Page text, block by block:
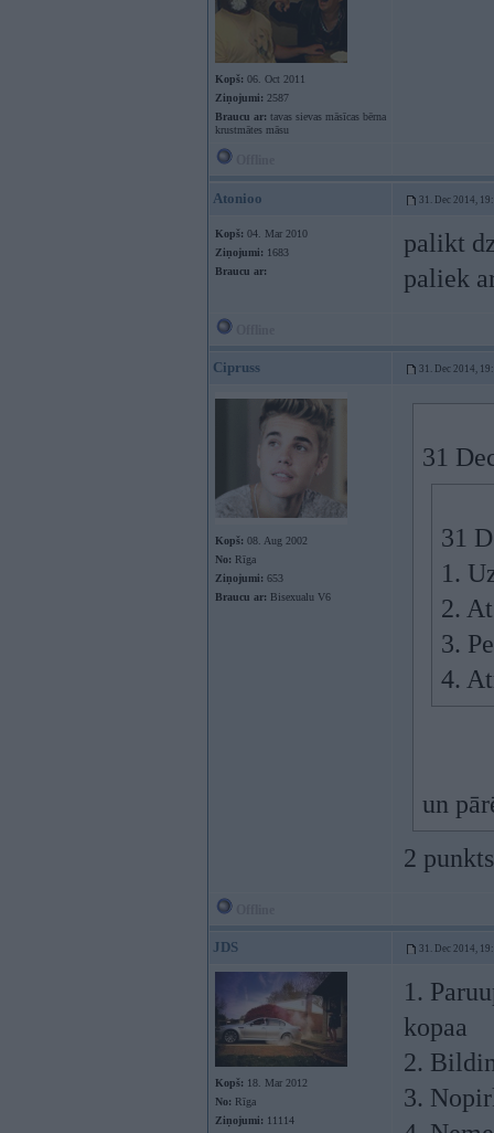
Kopš: 06. Oct 2011
Ziņojumi: 2587
Braucu ar: tavas sievas māsīcas bērna
krustmātes māsu
Atonioo 31. Dec 2014,
Kopš: 04. Mar 2010
Ziņojumi: 1683
Braucu ar:
palikt
paliek
Cipruss 31. Dec 2014,
Kopš: 08. Aug 2002
No: Rīga
Ziņojumi: 653
Braucu ar: Bisexualu V6
31
31
1.
2.
3.
4.
un
2
JDS 31. Dec 2014,
Kopš: 18. Mar 2012
No: Rīga
Ziņojumi: 11114
1.
kopaa
2.
3.